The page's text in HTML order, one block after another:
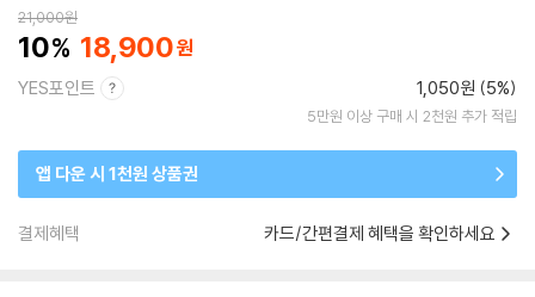
21,000원
10 18,900
YES포인트 1,050원 (5%)
5만원 이상 구매 시 2천원 추가 적립
앱 다운 시 1천원 상품권
결제혜택 카드/간편결제 혜택을 확인하세요